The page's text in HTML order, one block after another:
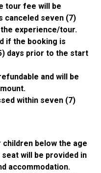
tour fee will be
canceled seven (7)
experience/tour.
if the booking is
days prior to the start
and will be
within seven (7)
below the age
will be provided in
accommodation.